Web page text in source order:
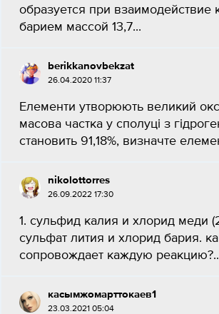
образуется при взаимодействие
барием массой 13,7...
berikkanovbekzat
26.04.2020 11:37
Елементи утворюють великий
масова частка у сполуці з
становить 91,18%, визначте
nikolottorres
26.09.2022 17:30
1. сульфид калия и хлорид меди
сульфат лития и хлорид бария.
сопровождает каждую
касымжомарттокаев1
23.03.2021 05:04